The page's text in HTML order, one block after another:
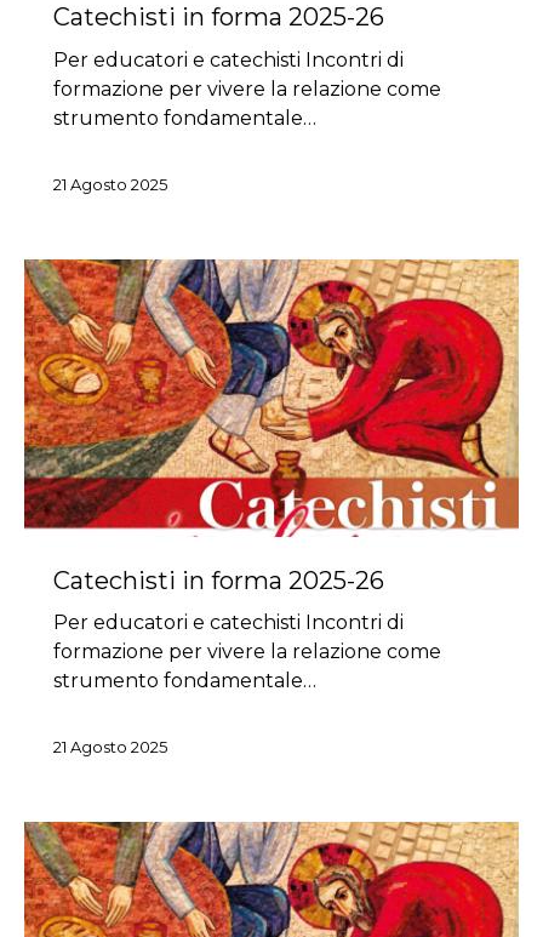
Catechisti in forma 2025-26
Per educatori e catechisti Incontri di
formazione per vivere la relazione come
strumento fondamentale…
21 Agosto 2025
Catechisti in forma 2025-26
Per educatori e catechisti Incontri di
formazione per vivere la relazione come
strumento fondamentale…
21 Agosto 2025